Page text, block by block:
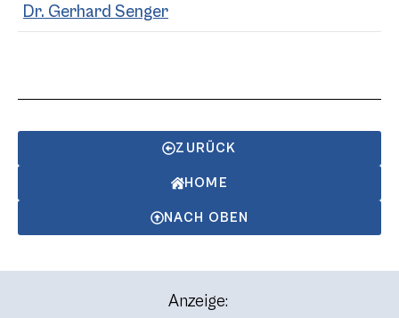
Dr. Gerhard Senger
ZURÜCK
HOME
NACH OBEN
Anzeige: